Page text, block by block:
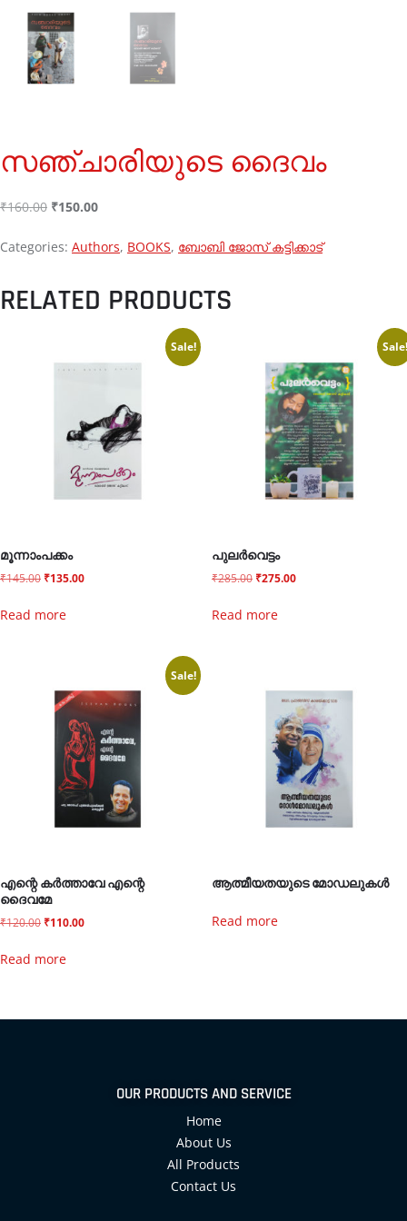
സഞ്ചാരിയുടെ ദൈവം
₹160.00 ₹150.00
Categories: Authors, BOOKS, ബോബി ജോസ് കട്ടിക്കാട്
RELATED PRODUCTS
Sale!
മൂന്നാംപക്കം
₹145.00 ₹135.00
Read more
Sale!
പുലർവെട്ടം
₹285.00 ₹275.00
Read more
Sale!
എന്റെ കർത്താവേ എന്റെ
ദൈവമേ
₹120.00 ₹110.00
Read more
ആത്മീയതയുടെ മോഡലുകൾ
Read more
OUR PRODUCTS AND SERVICE
Home
About Us
All Products
Contact Us